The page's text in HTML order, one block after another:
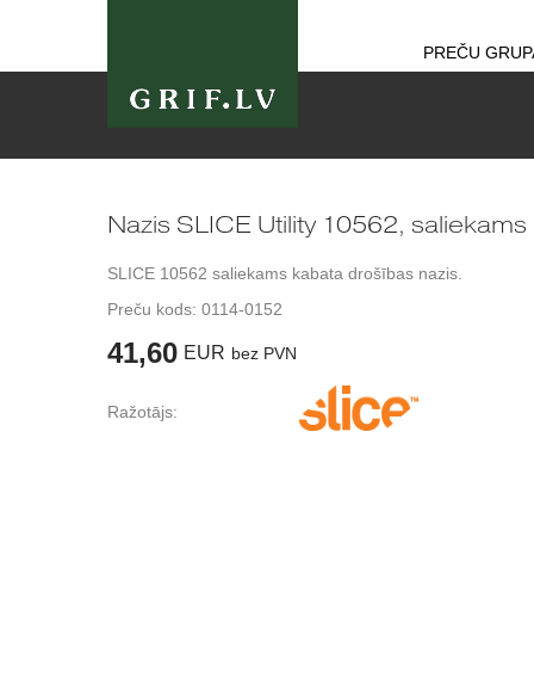
PREČU
Nazis SLICE Utility 10562, saliekams
SLICE 10562 saliekams kabata drošības nazis.
Preču kods: 0114-0152
41,60 EUR bez PVN
Ražotājs: